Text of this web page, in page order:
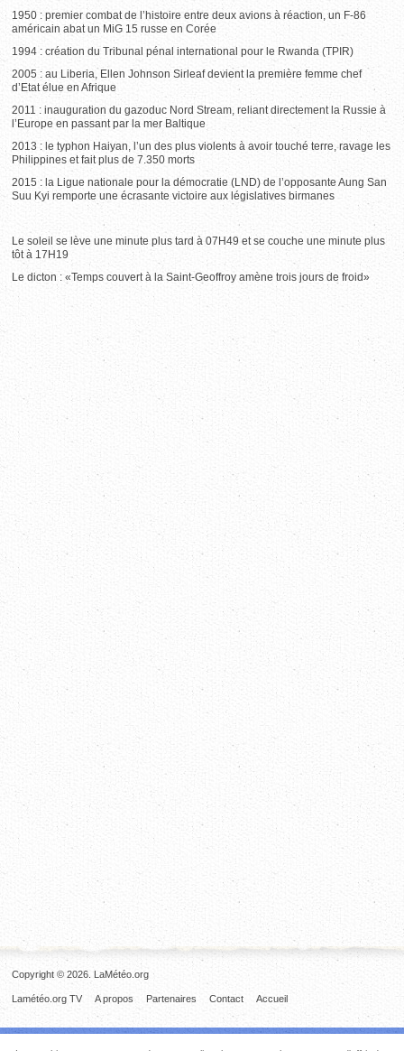
1950 : premier combat de l’histoire entre deux avions à réaction, un F-86
américain abat un MiG 15 russe en Corée
1994 : création du Tribunal pénal international pour le Rwanda (TPIR)
2005 : au Liberia, Ellen Johnson Sirleaf devient la première femme chef
d’Etat élue en Afrique
2011 : inauguration du gazoduc Nord Stream, reliant directement la Russie à
l’Europe en passant par la mer Baltique
2013 : le typhon Haiyan, l’un des plus violents à avoir touché terre, ravage les
Philippines et fait plus de 7.350 morts
2015 : la Ligue nationale pour la démocratie (LND) de l’opposante Aung San
Suu Kyi remporte une écrasante victoire aux législatives birmanes
Le soleil se lève une minute plus tard à 07H49 et se couche une minute plus
tôt à 17H19
Le dicton : «Temps couvert à la Saint-Geoffroy amène trois jours de froid»
Copyright © 2026. LaMétéo.org
Accueil
Contact
Partenaires
A propos
Lamétéo.org TV